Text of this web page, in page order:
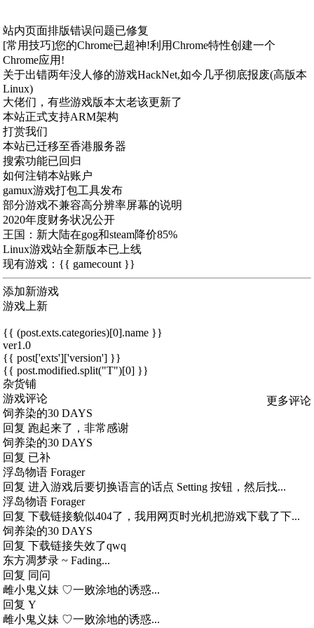
站内页面排版错误问题已修复
[常用技巧]您的Chrome已超神!利用Chrome特性创建一个
Chrome应用!
关于出错两年没人修的游戏HackNet,如今几乎彻底报废(高版本
Linux)
大佬们，有些游戏版本太老该更新了
本站正式支持ARM架构
打赏我们
本站已迁移至香港服务器
搜索功能已回归
如何注销本站账户
gamux游戏打包工具发布
部分游戏不兼容高分辨率屏幕的说明
2020年度财务状况公开
王国：新大陆在gog和steam降价85%
Linux游戏站全新版本已上线
现有游戏：{{ gamecount }}
添加新游戏
游戏上新
{{ (post.exts.categories)[0].name }}
ver1.0
{{ post['exts']['version'] }}
{{ post.modified.split("T")[0] }}
杂货铺
游戏评论
更多评论
饲养染的30 DAYS
回复 跑起来了，非常感谢
饲养染的30 DAYS
回复 已补
浮岛物语 Forager
回复 进入游戏后要切换语言的话点 Setting 按钮，然后找...
浮岛物语 Forager
回复 下载链接貌似404了，我用网页时光机把游戏下载了下...
饲养染的30 DAYS
回复 下载链接失效了qwq
东方凋梦录 ~ Fading...
回复 同问
雌小鬼义妹 ♡一败涂地的诱惑...
回复 Y
雌小鬼义妹 ♡一败涂地的诱惑...